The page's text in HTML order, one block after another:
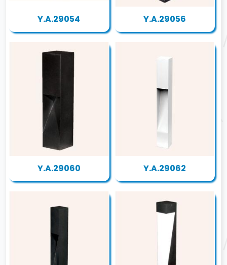
Y.A.29054 Y.A.29056
Y.A.29060 Y.A.29062